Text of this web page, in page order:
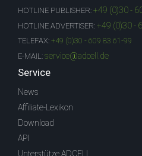
HOTLINE PUBLISHER: +49 (0)30 -
HOTLINE ADVERTISER: +49 (0)30 -
TELEFAX: +49 (0)30 - 609 83 61-99
E-MAIL: service@adcell.de
Service
News
Affiliate-Lexikon
Download
API
Unterstütze ADCELL